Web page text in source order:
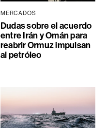
MERCADOS
Dudas sobre el acuerdo
entre Irán y Omán para
reabrir Ormuz impulsan
al petróleo